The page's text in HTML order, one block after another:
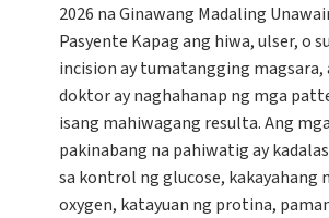
2026 na Ginawang Madaling
Pasyente Kapag ang hiwa, ulser, o
incision ay tumatangging magsara,
doktor ay naghahanap ng mga
isang mahiwagang resulta. Ang
pakinabang na pahiwatig ay
sa kontrol ng glucose, kakayahang
oxygen, katayuan ng protina,